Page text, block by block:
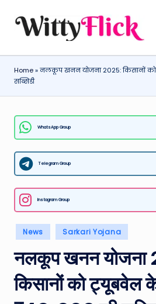
W
it
ty
Fl
ic
k:
L
a
t
e
st
W
e
a
WittyFlick:
Tech
News
Around
World
Home»नलकूप खनन योजना 2025: किसानों
सब्सिडी
WhatsApp Group
Telegram Group
Instagram Group
Posted
in
News Sarkari Yojana
नलकूप खनन
किसानों को ट्यूबवेल